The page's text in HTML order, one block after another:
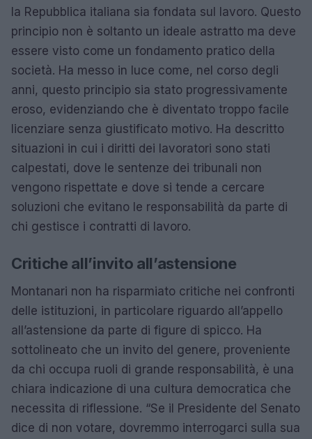
la Repubblica italiana sia fondata sul lavoro. Questo
principio non è soltanto un ideale astratto ma deve
essere visto come un fondamento pratico della
società. Ha messo in luce come, nel corso degli
anni, questo principio sia stato progressivamente
eroso, evidenziando che è diventato troppo facile
licenziare senza giustificato motivo. Ha descritto
situazioni in cui i diritti dei lavoratori sono stati
calpestati, dove le sentenze dei tribunali non
vengono rispettate e dove si tende a cercare
soluzioni che evitano le responsabilità da parte di
chi gestisce i contratti di lavoro.
Critiche all’invito all’astensione
Montanari non ha risparmiato critiche nei confronti
delle istituzioni, in particolare riguardo all’appello
all’astensione da parte di figure di spicco. Ha
sottolineato che un invito del genere, proveniente
da chi occupa ruoli di grande responsabilità, è una
chiara indicazione di una cultura democratica che
necessita di riflessione. “Se il Presidente del Senato
dice di non votare, dovremmo interrogarci sulla sua